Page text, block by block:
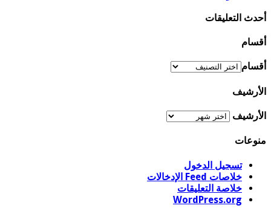
أحدث التعليقات
أقسام
أقسام
الأرشيف
الأرشيف
منوعات
تسجيل الدخول
خلاصات Feed الإدخالات
خلاصة التعليقات
WordPress.org